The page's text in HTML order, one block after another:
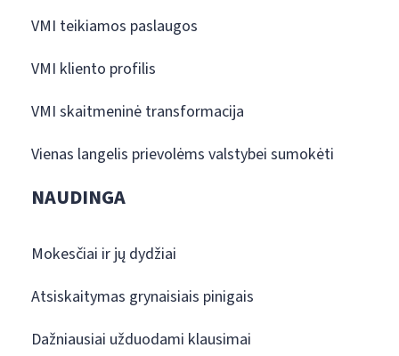
VMI teikiamos paslaugos
VMI kliento profilis
VMI skaitmeninė transformacija
Vienas langelis prievolėms valstybei sumokėti
NAUDINGA
Mokesčiai ir jų dydžiai
Atsiskaitymas grynaisiais pinigais
Dažniausiai užduodami klausimai